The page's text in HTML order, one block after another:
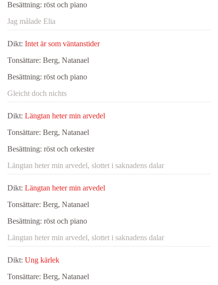
Besättning: röst och piano
Jag målade Elia
Dikt: Intet är som väntanstider
Tonsättare: Berg, Natanael
Besättning: röst och piano
Gleicht doch nichts
Dikt: Längtan heter min arvedel
Tonsättare: Berg, Natanael
Besättning: röst och orkester
Längtan heter min arvedel, slottet i saknadens dalar
Dikt: Längtan heter min arvedel
Tonsättare: Berg, Natanael
Besättning: röst och piano
Längtan heter min arvedel, slottet i saknadens dalar
Dikt: Ung kärlek
Tonsättare: Berg, Natanael